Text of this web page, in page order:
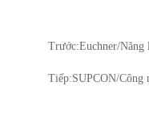
Trước:Euchner/Năng
Tiếp:SUPCON/Công